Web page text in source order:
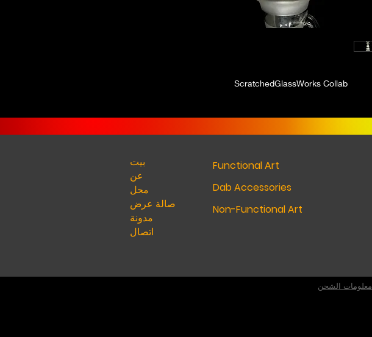
ScratchedGlassWorks Collab
بيت
عن
محل
صالة عرض
مدونة
اتصال
Functional Art
Dab Accessories
Non-Functional Art
معلومات الشحن